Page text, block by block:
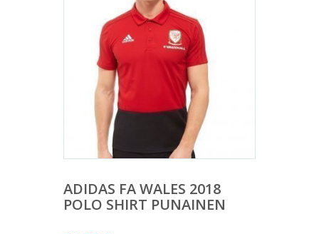
ADIDAS FA WALES 2018
POLO SHIRT PUNAINEN